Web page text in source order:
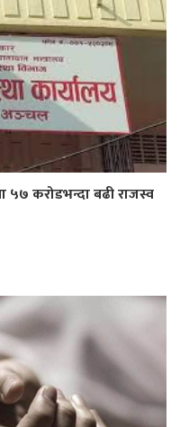
५७ करोडभन्दा बढी राजस्व